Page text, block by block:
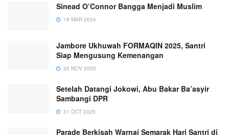
Sinead O’Connor Bangga Menjadi Muslim
18 MAR 2024
Jambore Ukhuwah FORMAQIN 2025, Santri
Siap Mengusung Kemenangan
20 NOV 2025
Setelah Datangi Jokowi, Abu Bakar Ba’asyir
Sambangi DPR
31 OCT 2025
Parade Berkisah Warnai Semarak Hari Santri di